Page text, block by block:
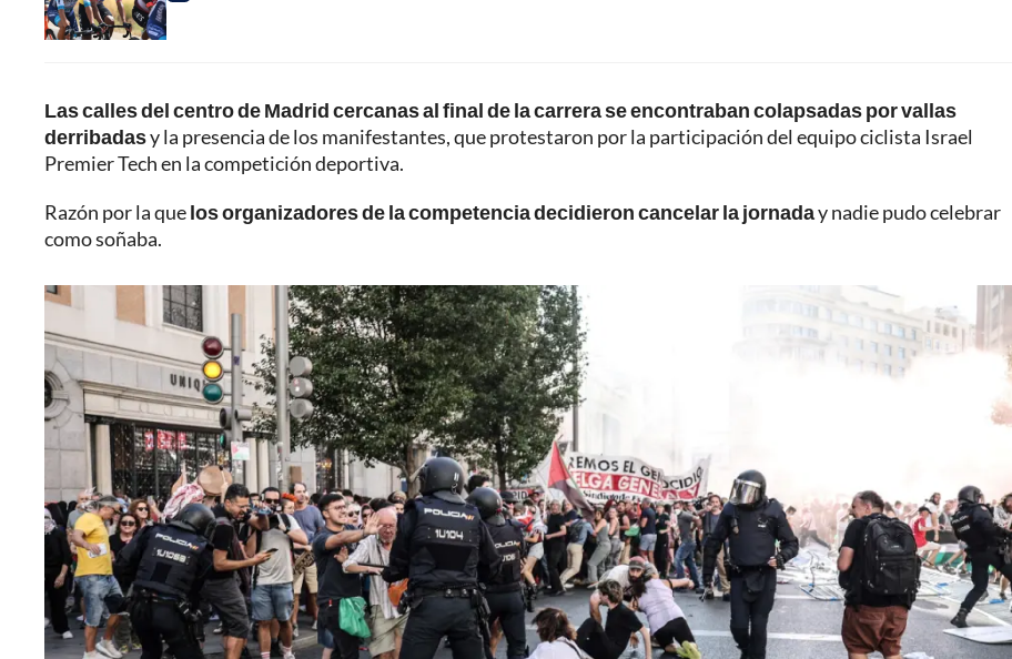
Las calles del centro de Madrid cercanas al final de la carrera se encontraban colapsadas por vallas
derribadasy la presencia de los manifestantes, que protestaron por la participación del equipo ciclista Israel
Premier Tech en la competición deportiva.
Razón por la quelos organizadores de la competencia decidieron cancelar la jornaday nadie pudo celebrar
como soñaba.